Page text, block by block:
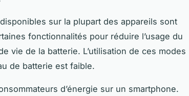
sur la plupart des appareils sont
fonctionnalités pour réduire l’usage du
vie de la batterie. L’utilisation de ces modes
de batterie est faible.
d’énergie sur un smartphone.